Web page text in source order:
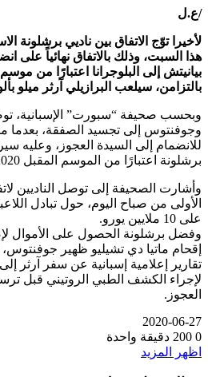
/ع.ل
لأخيرا توّج الاتفاق بين ناديي برشلونة
هذا السبت، وذلك بالاتفاق نهائياً على
بيانيتش إلى البلوجرانا اعتبارًا من
بالتزامن، سيلعب البرازيلي آرثر ميلو
وبحسب صحيفة “سبورت” الإسبانية،
وجوفنتوس إلى تجسيد الصفقة، بعدما
للانضمام إلى السيدة العجوز، وعليه
برشلونة اعتبارًا من الموسم المقبل 2020 – 2021.
وأشارت الصحيفة إلى توصل الناديين
الأولى من صباح اليوم، حول تبادل
على 10 ملايين يورو.
وفضل برشلونة الحصول على الأموال
إقحام ماتيا دي تشيليو ظهير
تقارير إعلامية إسبانية عن سفر آرثر
لإجراء الكشف الطبي الروتيني قبل
العجوز.
2020-06-27
0
دقيقة واحدة
اظهر المزيد